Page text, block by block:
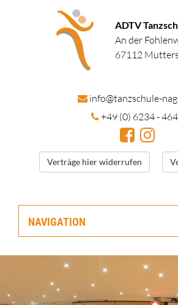
ADTV
An der
67112
info@tanzschule-
+49 (0) 6234 -
Verträge hier widerrufen
NAVIGATION